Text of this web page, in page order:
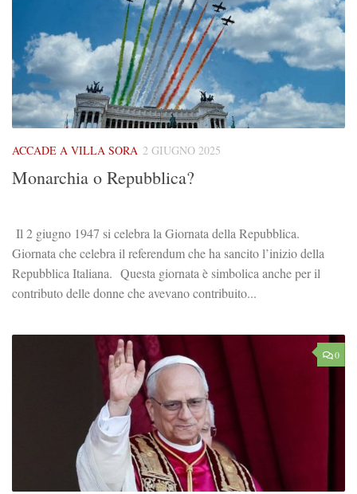
ACCADE A VILLA SORA 2 GIUGNO 2025
Monarchia o Repubblica?
Il 2 giugno 1947 si celebra la Giornata della Repubblica.
Giornata che celebra il referendum che ha sancito l’inizio della
Repubblica Italiana. Questa giornata è simbolica anche per il
contributo delle donne che avevano contribuito...
0